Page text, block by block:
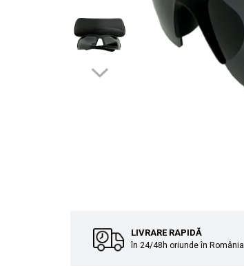
Huse de protecție
Huse de protecție scaun
LIVRARE RAPIDĂ
în 24/48h oriunde în România